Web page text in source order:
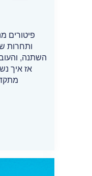
ותחרות
השתנה,
אז איך